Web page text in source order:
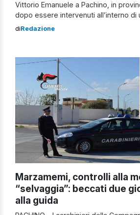
Vittorio Emanuele a Pachino, in
dopo essere intervenuti all’interno di
uomo si sarebbe rifiutato di pagare la
extracomunitario regolare sul
diRedazione
Marzamemi, controlli alla
“selvaggia”: beccati due
alla guida